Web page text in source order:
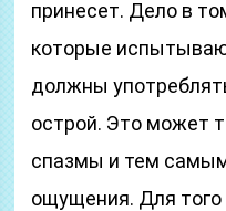
принесет. Дело в
которые
должны
острой. Это может
спазмы и тем
ощущения. Для того